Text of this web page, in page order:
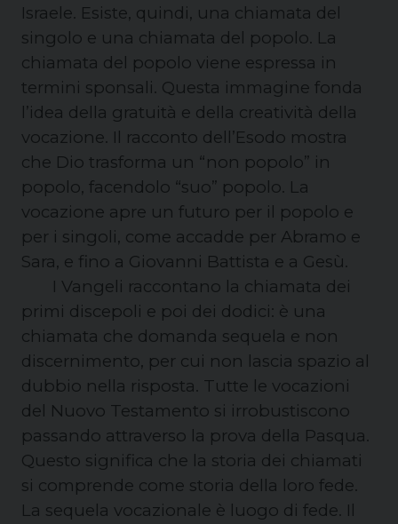
Israele. Esiste, quindi, una chiamata del
singolo e una chiamata del popolo. La
chiamata del popolo viene espressa in
termini sponsali. Questa immagine fonda
l’idea della gratuità e della creatività della
vocazione. Il racconto dell’Esodo mostra
che Dio trasforma un “non popolo” in
popolo, facendolo “suo” popolo. La
vocazione apre un futuro per il popolo e
per i singoli, come accadde per Abramo e
Sara, e fino a Giovanni Battista e a Gesù.
I Vangeli raccontano la chiamata dei
primi discepoli e poi dei dodici: è una
chiamata che domanda sequela e non
discernimento, per cui non lascia spazio al
dubbio nella risposta. Tutte le vocazioni
del Nuovo Testamento si irrobustiscono
passando attraverso la prova della Pasqua.
Questo significa che la storia dei chiamati
si comprende come storia della loro fede.
La sequela vocazionale è luogo di fede. Il